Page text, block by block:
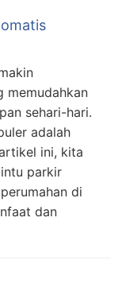
memudahkan
sehari-hari.
adalah
ini, kita
parkir
di
dan